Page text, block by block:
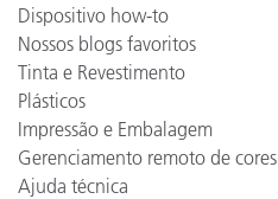
Dispositivo how-to
Nossos blogs favoritos
Tinta e Revestimento
Plásticos
Impressão e Embalagem
Gerenciamento remoto de cores
Ajuda técnica